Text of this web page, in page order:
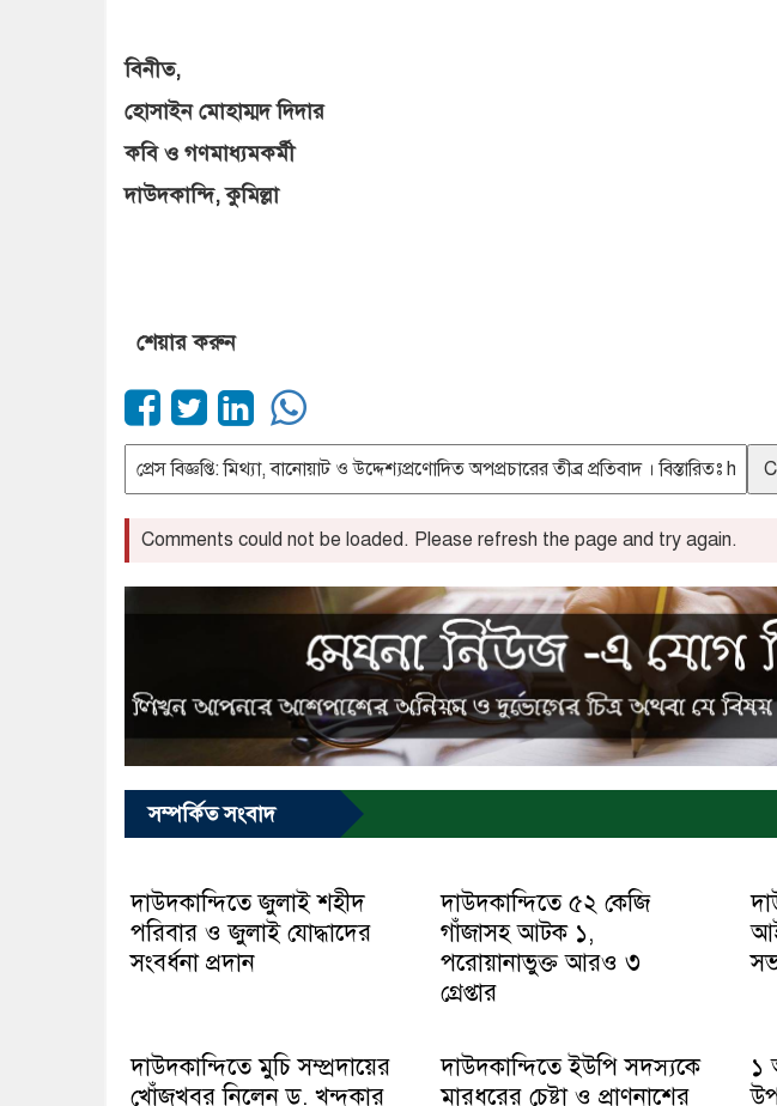
বিনীত,
হোসাইন মোহাম্মদ দিদার
কবি ও গণমাধ্যমকর্মী
দাউদকান্দি, কুমিল্লা
শেয়ার করুন
Comments could not be loaded. Please refresh the page and try again.
সম্পর্কিত সংবাদ
দাউদকান্দিতে জুলাই শহীদ
পরিবার ও জুলাই যোদ্ধাদের
সংবর্ধনা প্রদান
দাউদকান্দিতে ৫২ কেজি
গাঁজাসহ আটক ১,
পরোয়ানাভুক্ত আরও ৩
গ্রেপ্তার
দাউদকান্দিতে মুচি সম্প্রদায়ের
খোঁজখবর নিলেন ড. খন্দকার
দাউদকান্দিতে ইউপি সদস্যকে
মারধরের চেষ্টা ও প্রাণনাশের
১